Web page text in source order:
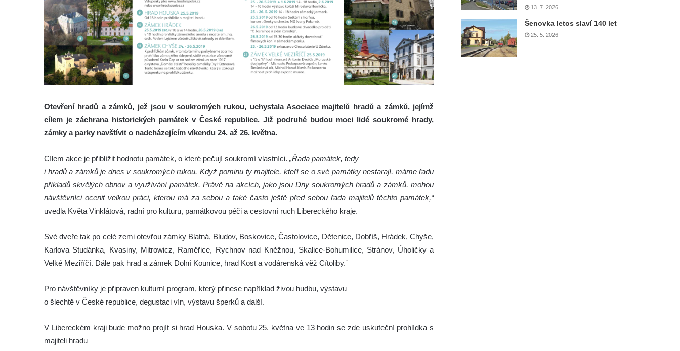
Otevření hradů a zámků, jež jsou v soukromých rukou, uchystala Asociace majitelů hradů a zámků, jejímž
cílem je záchrana historických památek v České republice. Již podruhé budou moci lidé soukromé hrady,
zámky a parky navštívit o nadcházejícím víkendu 24. až 26. května.
Cílem akce je přiblížit hodnotu památek, o které pečují soukromí vlastníci. „Řada památek, tedy
i hradů a zámků je dnes v soukromých rukou. Když pominu ty majitele, kteří se o své památky nestarají, máme řadu
příkladů skvělých obnov a využívání památek. Právě na akcích, jako jsou Dny soukromých hradů a zámků, mohou
návštěvníci ocenit velkou práci, kterou má za sebou a také často ještě před sebou řada majitelů těchto památek,“
uvedla Květa Vinklátová, radní pro kulturu, památkovou péči a cestovní ruch Libereckého kraje.
Své dveře tak po celé zemi otevřou zámky Blatná, Bludov, Boskovice, Častolovice, Dětenice, Dobříš, Hrádek, Chyše,
Karlova Studánka, Kvasiny, Mitrowicz, Raměřice, Rychnov nad Kněžnou, Skalice-Bohumilice, Stránov, Úholičky a
Velké Meziříčí. Dále pak hrad a zámek Dolní Kounice, hrad Kost a vodárenská věž Cítoliby.¨
Pro návštěvníky je připraven kulturní program, který přinese například živou hudbu, výstavu
o šlechtě v České republice, degustaci vín, výstavu šperků a další.
V Libereckém kraji bude možno projít si hrad Houska. V sobotu 25. května ve 13 hodin se zde uskuteční prohlídka s
majiteli hradu
13. 7. 2026
Šenovka letos slaví 140 let
25. 5. 2026